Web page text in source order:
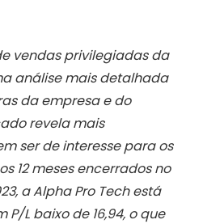
vendas privilegiadas da
análise mais detalhada
da empresa e do
revela mais
ser de interesse para os
12 meses encerrados no
a Alpha Pro Tech está
L baixo de 16,94, o que